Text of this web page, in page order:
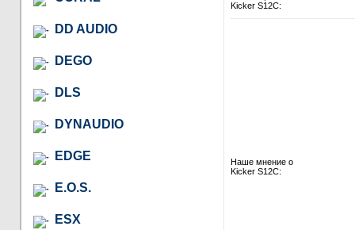
DD AUDIO
DEGO
DLS
DYNAUDIO
EDGE
E.O.S.
ESX
Kicker S12C:
Наше мнение о
Kicker S12C: